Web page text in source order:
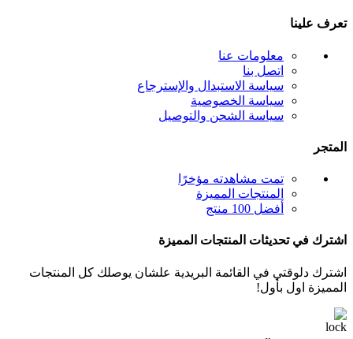
تعرف علينا
معلومات عنا
اتصل بنا
سياسة الاستبدال والإسترجاع
سياسة الخصوصية
سياسة الشحن والتوصيل
المتجر
تمت مشاهدته مؤخرًا
المنتجات المميزة
أفضل 100 منتج
اشترك في تحديثات المنتجات المميزة
اشترك دلوقتي في القائمة البريدية علشان يوصلك كل المنتجات
المميزة اول بأول!